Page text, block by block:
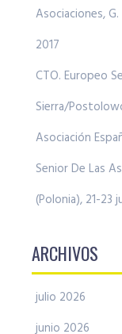
Asociaciones,
2017
CTO. Europeo
Sierra/
Asociación
Senior De Las
(Polonia), 21-23
ARCHIVOS
julio 2026
junio 2026